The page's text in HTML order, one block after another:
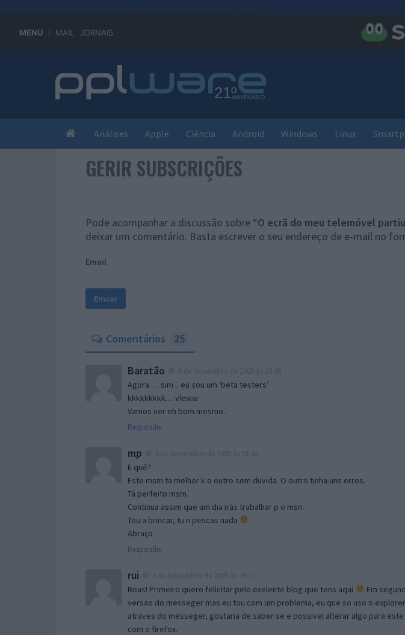
MENU MAIL JORNAIS
Análises Apple Ciência Android Windows Linux
GERIR SUBSCRIÇÕES
Pode acompanhar a discussão sobre “O ecrã do meu telemóvel
deixar um comentário. Basta escrever o seu endereço de e-mail no
Email
Comentários 25
Baratão
Agora … sim .. eu sou um ‘beta testers’
kkkkkkkkk… vleww
Vamos ver eh bom mesmo..
Responder
mp
E quê?
Este msm ta melhor k o outro sem duvida. O outro tinha uns erros.
Tá perfeito msm.
Continua assim que um dia irás trabalhar p o msn.
Tou a brincar, tu n pescas nada
Abraço
Responder
rui
Boas! Primeiro quero felicitar pelo exelente blog que tens aqui
Em
versao do messeger mas eu tou com um problema, eu que so uso o
atraves do messeger, gostaria de saber se e possivel alterar algo para
com o firefox.